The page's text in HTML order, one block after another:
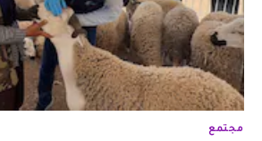
مجتمع